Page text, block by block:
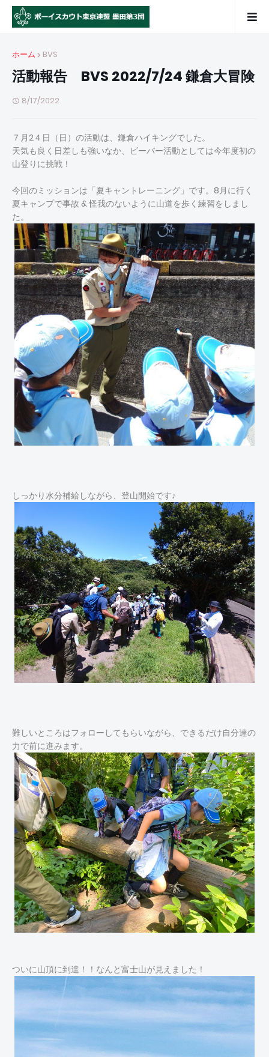
ホーム BVS
活動報告 BVS 2022/7/24 鎌倉大冒険
8/17/2022
７月2４日（日）の活動は、鎌倉ハイキングでした。
天気も良く日差しも強いなか、ビーバー活動としては今年度初の
山登りに挑戦！
今回のミッションは「夏キャントレーニング」です。8月に行く
夏キャンプで事故 & 怪我のないように山道を歩く練習をしまし
た。
しっかり水分補給しながら、登山開始です♪
難しいところはフォローしてもらいながら、できるだけ自分達の
力で前に進みます。
ついに山頂に到達！！なんと富士山が見えました！